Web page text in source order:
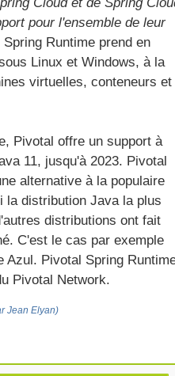
pour l'ensemble de leur
Spring Runtime prend en
Linux et Windows, à la
virtuelles, conteneurs et
Pivotal offre un support à
11, jusqu'à 2023. Pivotal
alternative à la populaire
la distribution Java la plus
distributions ont fait
C'est le cas par exemple
Azul. Pivotal Spring
Pivotal Network.
Jean Elyan)